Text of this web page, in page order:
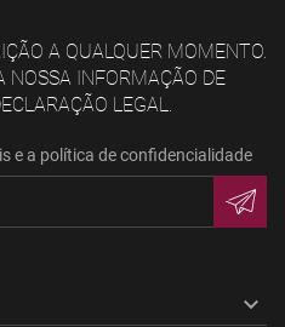
A QUALQUER MOMENTO.
NOSSA INFORMAÇÃO DE
LEGAL.
e a política de confidencialidade
